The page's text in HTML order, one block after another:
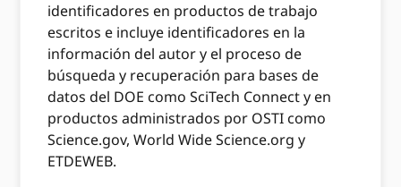
identificadores en productos de trabajo
escritos e incluye identificadores en la
información del autor y el proceso de
búsqueda y recuperación para bases de
datos del DOE como SciTech Connect y en
productos administrados por OSTI como
Science.gov, World Wide Science.org y
ETDEWEB.